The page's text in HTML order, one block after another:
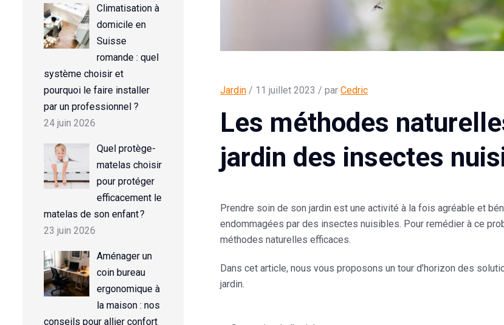
Climatisation à
domicile en
Suisse
romande : quel
système choisir et
pourquoi le faire installer
par un professionnel ?
24 juin 2026
Quel protège-
matelas choisir
pour protéger
efficacement le
matelas de son enfant ?
23 juin 2026
Aménager un
coin bureau
ergonomique à
la maison : nos
conseils pour allier confort
Jardin / 11 juillet 2023 / par Cedric
Les méthodes
jardin des insectes
Prendre soin de son jardin est une activité à la fois agréable et
endommagées par des insectes nuisibles. Pour remédier à ce
méthodes naturelles efficaces.
Dans cet article, nous vous proposons un tour d’horizon des
jardin.